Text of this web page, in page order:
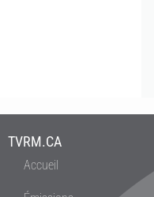
TVRM.CA
Accueil